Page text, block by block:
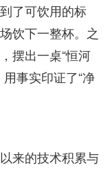
了可饮用的标
饮下一整杯。之
摆出一桌“恒河
事实印证了“净
来的技术积累与